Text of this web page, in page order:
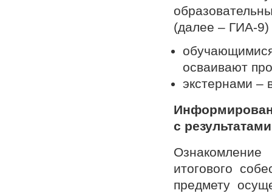
(далее – ГИА-9)
осваивают
экстернами –
с
итогового
предмету